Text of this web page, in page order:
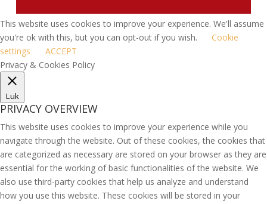
This website uses cookies to improve your experience. We'll assume
you're ok with this, but you can opt-out if you wish.
Cookie
settings
ACCEPT
Privacy & Cookies Policy
Luk
PRIVACY OVERVIEW
This website uses cookies to improve your experience while you
navigate through the website. Out of these cookies, the cookies that
are categorized as necessary are stored on your browser as they are
essential for the working of basic functionalities of the website. We
also use third-party cookies that help us analyze and understand
how you use this website. These cookies will be stored in your